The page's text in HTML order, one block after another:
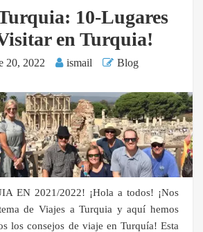
10-Lugares
en Turquia!
20, 2022 ismail Blog
EN 2021/2022! ¡Hola a todos! ¡Nos
de Viajes a Turquia y aquí hemos
los consejos de viaje en Turquía! Esta